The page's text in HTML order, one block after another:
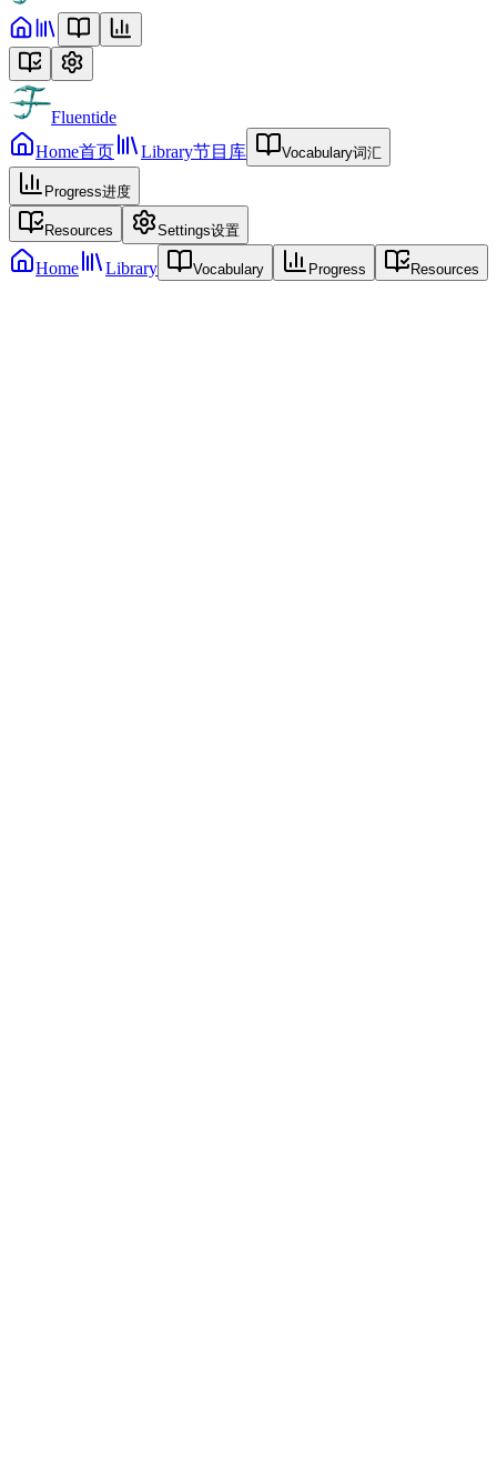
Fluentide
Home首页 Library节目库 Vocabulary词汇
Progress进度
Resources Settings设置
Home Library Vocabulary Progress Resources